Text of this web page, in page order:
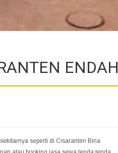
ENDAH
seperti di Cisaranten Bina